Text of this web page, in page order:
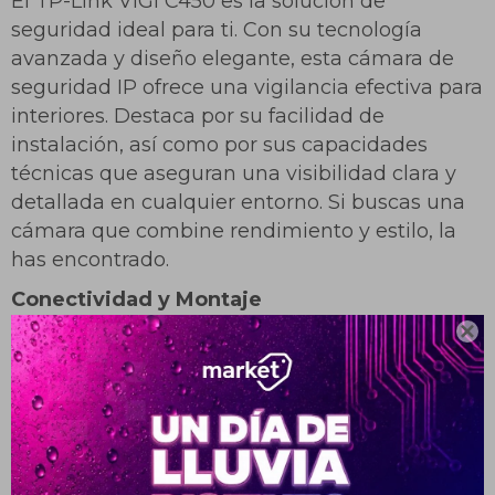

seguridad ideal para ti. Con su tecnología
avanzada y diseño elegante, esta cámara de
seguridad IP ofrece una vigilancia efectiva para
interiores. Destaca por su facilidad de
instalación, así como por sus capacidades
técnicas que aseguran una visibilidad clara y
detallada en cualquier entorno. Si buscas una
cámara que combine rendimiento y estilo, la
has encontrado.
Conectividad y Montaje
La VIGI C450 se conecta mediante tecnología
alámbrica, lo que garantiza una transmisión de
datos estable y sin interrupciones. Su diseño
permite la instalación en el techo, ahorrando
espacio y proporcionando una vista óptima del
área que deseas monitorear. Además, su color
¡Sumate a la forma más ágil de
comprar!
Comprá en 3 cuotas sin recargo o hasta en
12 cuotas * ¡Solo con tu cédula!
* sujeto aprobación crediticia.